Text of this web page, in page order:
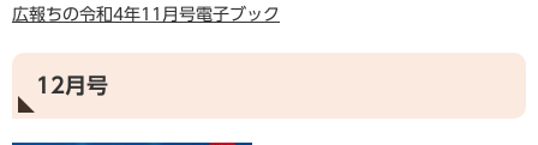
広報ちの令和4年11月号電子ブック
12月号